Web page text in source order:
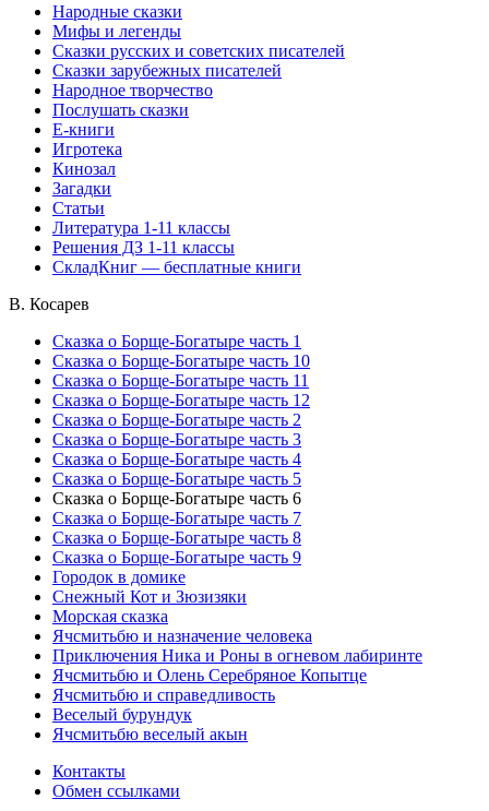
Народные сказки
Мифы и легенды
Сказки русских и советских писателей
Сказки зарубежных писателей
Народное творчество
Послушать сказки
Е-книги
Игротека
Кинозал
Загадки
Статьи
Литература 1-11 классы
Решения ДЗ 1-11 классы
СкладКниг — бесплатные книги
В. Косарев
Сказка о Борще-Богатыре часть 1
Сказка о Борще-Богатыре часть 10
Сказка о Борще-Богатыре часть 11
Сказка о Борще-Богатыре часть 12
Сказка о Борще-Богатыре часть 2
Сказка о Борще-Богатыре часть 3
Сказка о Борще-Богатыре часть 4
Сказка о Борще-Богатыре часть 5
Сказка о Борще-Богатыре часть 6
Сказка о Борще-Богатыре часть 7
Сказка о Борще-Богатыре часть 8
Сказка о Борще-Богатыре часть 9
Городок в домике
Снежный Кот и Зюзизяки
Морская сказка
Ячсмитьбю и назначение человека
Приключения Ника и Роны в огневом лабиринте
Ячсмитьбю и Олень Серебряное Копытце
Ячсмитьбю и справедливость
Веселый бурундук
Ячсмитьбю веселый акын
Контакты
Обмен ссылками